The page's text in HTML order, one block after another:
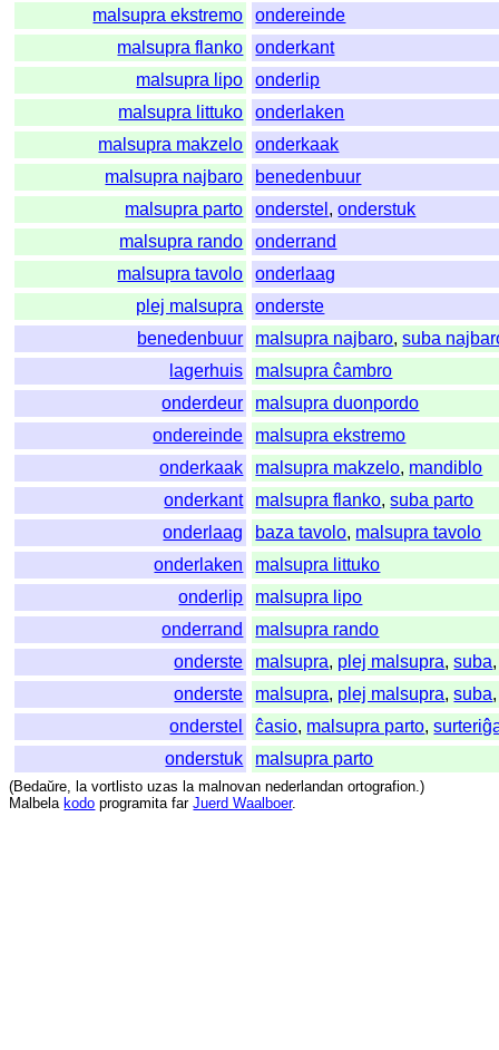
malsupra ekstremo
ondereinde
malsupra flanko
onderkant
malsupra lipo
onderlip
malsupra littuko
onderlaken
malsupra makzelo
onderkaak
malsupra najbaro
benedenbuur
malsupra parto
onderstel ,onderstuk
malsupra rando
onderrand
malsupra tavolo
onderlaag
plej malsupra
onderste
benedenbuur
malsupra najbaro,suba
lagerhuis
malsupra ĉambro
onderdeur
malsupra duonpordo
ondereinde
malsupra ekstremo
onderkaak
malsupra makzelo, mandiblo
onderkant
malsupra flanko,suba parto
onderlaag
baza tavolo, malsupra tavolo
onderlaken
malsupra littuko
onderlip
malsupra lipo
onderrand
malsupra rando
onderste
malsupra, plej malsupra,suba
onderste
malsupra, plej malsupra,suba
onderstel
ĉasio, malsupra parto,
onderstuk
malsupra parto
(Bedaŭre, la vortlisto uzas la malnovan nederlandan ortografion.)
Malbela kodo programita far Juerd Waalboer.